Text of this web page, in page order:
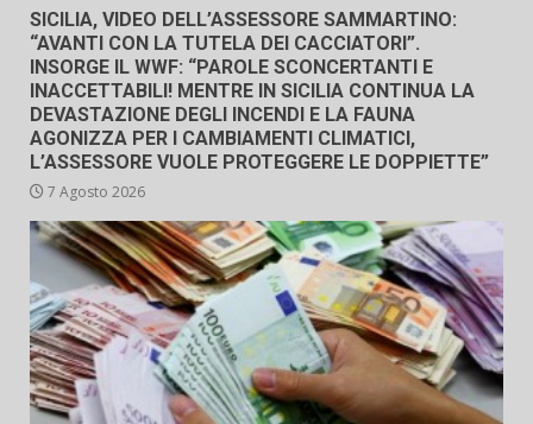
SICILIA, VIDEO DELL’ASSESSORE SAMMARTINO:
“AVANTI CON LA TUTELA DEI CACCIATORI”.
INSORGE IL WWF: “PAROLE SCONCERTANTI E
INACCETTABILI! MENTRE IN SICILIA CONTINUA LA
DEVASTAZIONE DEGLI INCENDI E LA FAUNA
AGONIZZA PER I CAMBIAMENTI CLIMATICI,
L’ASSESSORE VUOLE PROTEGGERE LE DOPPIETTE”
7 Agosto 2026